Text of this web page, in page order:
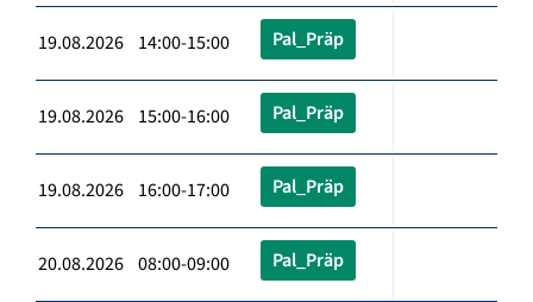
19.08.2026 14:00-15:00 Pal_Präp
19.08.2026 15:00-16:00 Pal_Präp
19.08.2026 16:00-17:00 Pal_Präp
20.08.2026 08:00-09:00 Pal_Präp